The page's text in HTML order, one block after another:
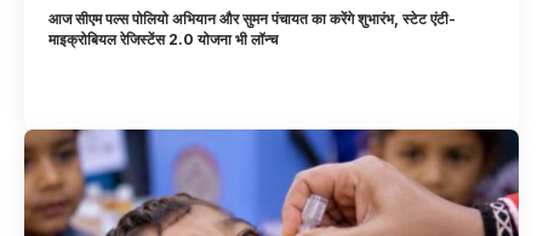
आज सीएम पल्स पोलियो अभियान और सुमन पंचायत का करेंगे शुभारंभ, स्टेट एंटी-
माइक्रोबियल रेजिस्टेंस 2.0 योजना भी लॉन्च